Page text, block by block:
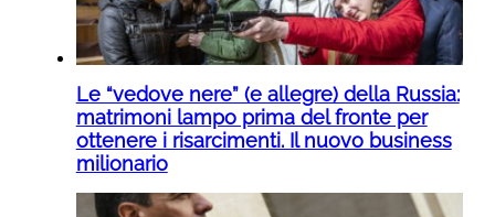
Le “vedove nere” (e allegre) della Russia:
matrimoni lampo prima del fronte per
ottenere i risarcimenti. Il nuovo business
milionario